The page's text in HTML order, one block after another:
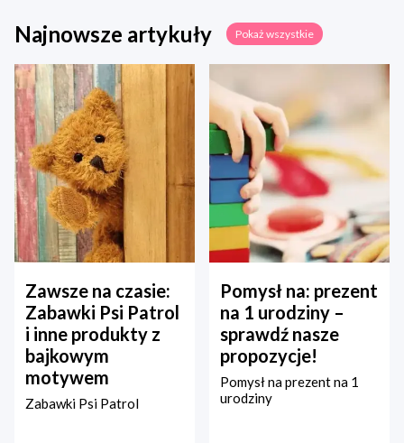
Najnowsze artykuły Pokaż wszystkie
Zawsze na czasie:
Zabawki Psi Patrol
i inne produkty z
bajkowym
motywem
Zabawki Psi Patrol
Pomysł na: prezent
na 1 urodziny –
sprawdź nasze
propozycje!
Pomysł na prezent na 1
urodziny